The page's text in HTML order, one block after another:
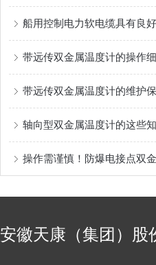
安徽天康（集团）股